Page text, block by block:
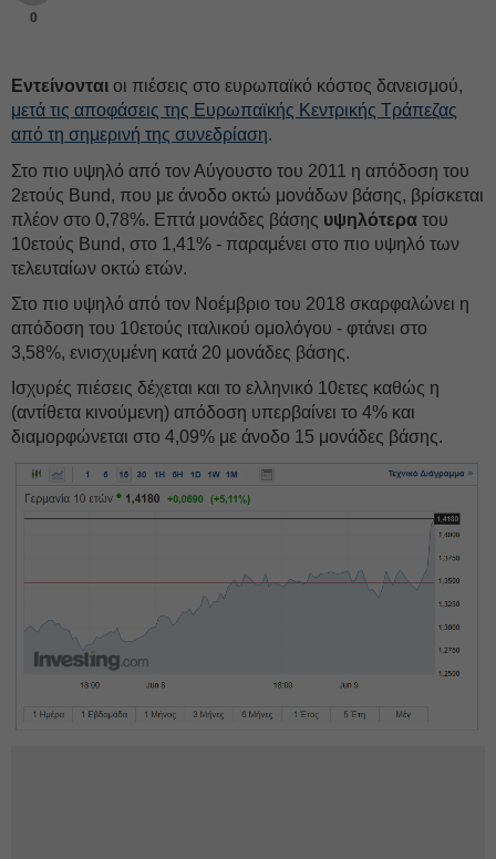
0
Εντείνονται οι πιέσεις στο ευρωπαϊκό κόστος δανεισμού,
μετά τις αποφάσεις της Ευρωπαϊκής Κεντρικής Τράπεζας
από τη σημερινή της συνεδρίαση.
Στο πιο υψηλό από τον Αύγουστο του 2011 η απόδοση του
2ετούς Βund, που με άνοδο οκτώ μονάδων βάσης, βρίσκεται
πλέον στο 0,78%. Επτά μονάδες βάσης υψηλότερα του
10ετούς Bund, στο 1,41% - παραμένει στο πιο υψηλό των
τελευταίων οκτώ ετών.
Στο πιο υψηλό από τον Νοέμβριο του 2018 σκαρφαλώνει η
απόδοση του 10ετούς ιταλικού ομολόγου - φτάνει στο
3,58%, ενισχυμένη κατά 20 μονάδες βάσης.
Ισχυρές πιέσεις δέχεται και το ελληνικό 10ετες καθώς η
(αντίθετα κινούμενη) απόδοση υπερβαίνει το 4% και
διαμορφώνεται στο 4,09% με άνοδο 15 μονάδες βάσης.